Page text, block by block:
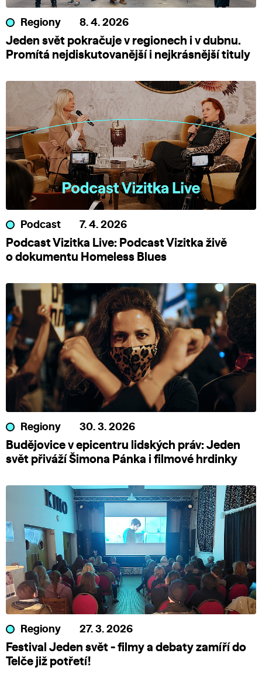
Regiony 8. 4. 2026
Jeden svět pokračuje v regionech i v dubnu.
Promítá nejdiskutovanější i nejkrásnější tituly
Podcast 7. 4. 2026
Podcast Vizitka Live: Podcast Vizitka živě
o dokumentu Homeless Blues
Regiony 30. 3. 2026
Budějovice v epicentru lidských práv: Jeden
svět přiváží Šimona Pánka i filmové hrdinky
Regiony 27. 3. 2026
Festival Jeden svět - filmy a debaty zamíří do
Telče již potřetí!